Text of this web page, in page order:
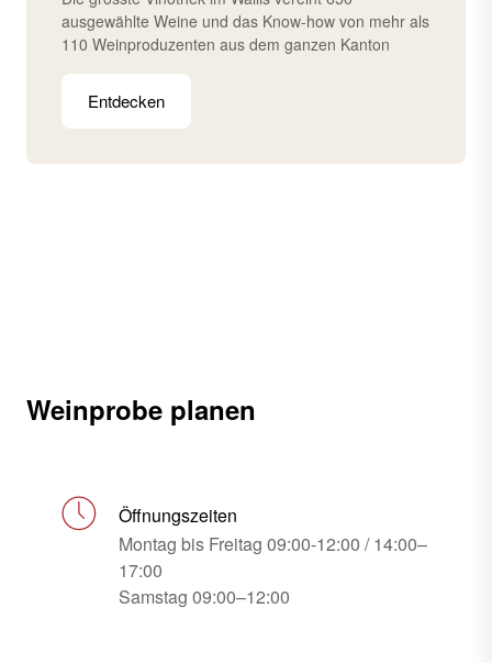
ausgewählte Weine und das Know-how von mehr als
110 Weinproduzenten aus dem ganzen Kanton
Entdecken
Weinprobe planen
Öffnungszeiten
Montag bis Freitag 09:00-12:00 / 14:00–
17:00
Samstag 09:00–12:00